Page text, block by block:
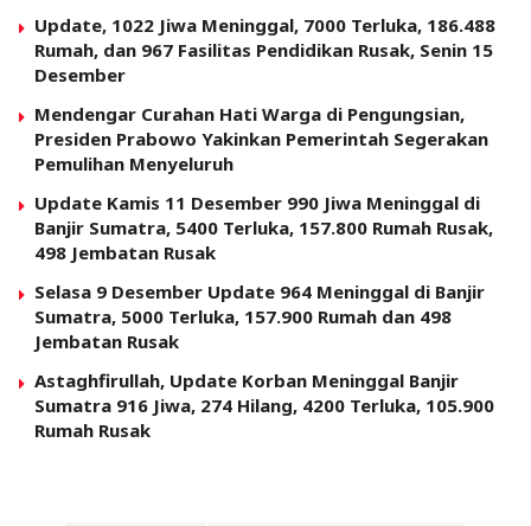
Update, 1022 Jiwa Meninggal, 7000 Terluka, 186.488
Rumah, dan 967 Fasilitas Pendidikan Rusak, Senin 15
Desember
Mendengar Curahan Hati Warga di Pengungsian,
Presiden Prabowo Yakinkan Pemerintah Segerakan
Pemulihan Menyeluruh
Update Kamis 11 Desember 990 Jiwa Meninggal di
Banjir Sumatra, 5400 Terluka, 157.800 Rumah Rusak,
498 Jembatan Rusak
Selasa 9 Desember Update 964 Meninggal di Banjir
Sumatra, 5000 Terluka, 157.900 Rumah dan 498
Jembatan Rusak
Astaghfirullah, Update Korban Meninggal Banjir
Sumatra 916 Jiwa, 274 Hilang, 4200 Terluka, 105.900
Rumah Rusak